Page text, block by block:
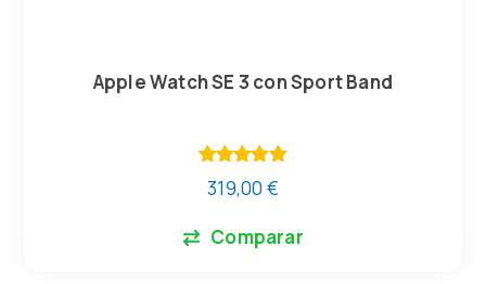
Apple Watch SE 3 con Sport Band
Valorado
con
319,00 €
Comparar